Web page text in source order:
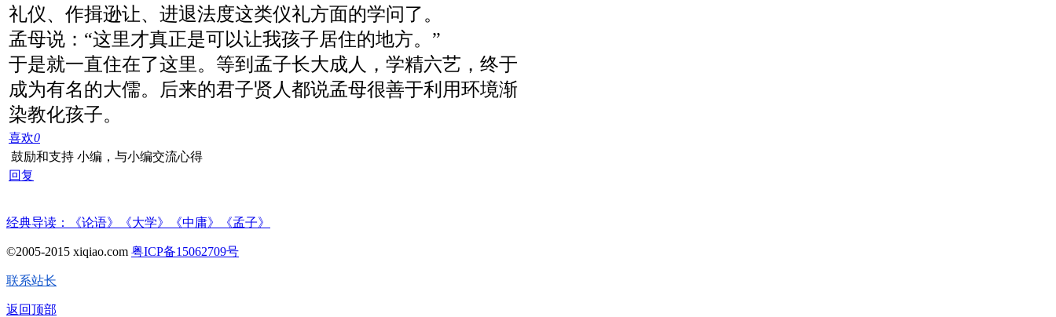
礼仪、作揖逊让、进退法度这类仪礼方面的学问了。
孟母说：“这里才真正是可以让我孩子居住的地方。”
于是就一直住在了这里。等到孟子长大成人，学精六艺，终于
成为有名的大儒。后来的君子贤人都说孟母很善于利用环境渐
染教化孩子。
喜欢0
鼓励和支持 小编，与小编交流心得
回复
经典导读：《论语》《大学》《中庸》《孟子》
©2005-2015 xiqiao.com 粤ICP备15062709号
联系站长
返回顶部